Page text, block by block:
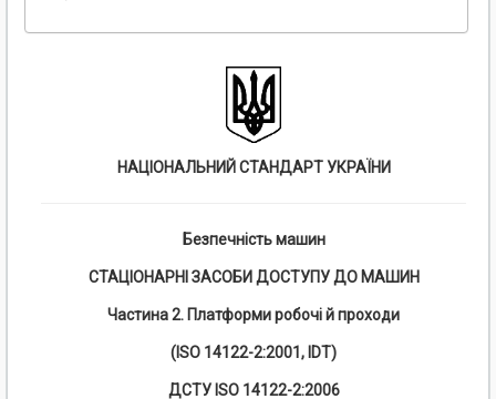
НАЦІОНАЛЬНИЙ СТАНДАРТ УКРАЇНИ
Безпечність машин
СТАЦІОНАРНІ ЗАСОБИ ДОСТУПУ ДО МАШИН
Частина 2. Платформи робочі й проходи
(ISO 14122-2:2001, IDТ)
ДСТУ ISO 14122-2:2006